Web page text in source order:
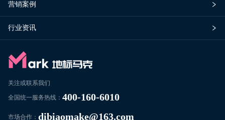
营销案例
行业资讯
关注或联系我们
全国统一服务热线： 400-160-6010
市场合作： dibiaomake@163.com